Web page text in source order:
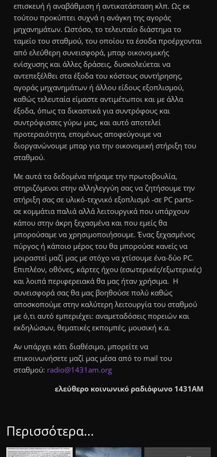
επισκευή ή αναβάθμιση ή αντικατάσταση κλπ. Ως εκ
τούτου προκύπτει συχνά η ανάγκη της αγοράς
μηχανημάτων. Ωστόσο, το τελευταίο διάστημα το
ταμείο του σταθμού, του οποίου τα έσοδα προέρχονται
από ελεύθερη συνεισφορά, μπαρ οικονομικής
ενίσχυσης και άλλες δράσεις, δυσκολεύεται να
αντεπεξέλθει στα έξοδα του κόστους συντήρησης,
αγοράς μηχανημάτων ή άλλου είδους εξοπλισμού,
καθώς τελευταία είμαστε αντιμέτωποι και με άλλα
έξοδα, όπως τα δικαστικά για συντρόφους και
συντρόφισσες γύρω μας, και αυτό αποτελεί
προτεραιότητα, επομένως αποφεύγουμε να
διοργανώνουμε μπαρ για την οικονομική στήριξη του
σταθμού.
Με αυτά τα δεδομένα πήραμε την πρωτοβουλία,
στηριζόμενοι στην αλληλεγγύη σας να ζητήσουμε την
στήριξη σας σε υλικό-τεχνικό εξοπλισμό -σε PC parts-
σε κομμάτια παλιά αλλά λειτουργικά που υπάρχουν
κάπου στην άκρη ξεχασμένα και που εμείς θα
μπορούσαμε να χρησιμοποιήσουμε. Ένας ξεχασμένος
πύργος ή κάποιο μέρος του θα μπορούσε κανείς να
μοιραστεί μαζί μας με στόχο να χτίσουμε ένα-δύο PC.
Επιπλέον, οθόνες, κάρτες ήχου (εσωτερικές/εξωτερικές)
και λοιπά περιφερειακά θα μας ήταν χρήσιμα. Η
συνεισφορά σας θα μας βοηθούσε πολύ καθώς
αποσκοπούμε στην καλύτερη λειτουργία του σταθμού
με ό,τι αυτό εμπεριέχει: αναμεταδόσεις πορειών και
εκδηλώσων, θεματικές εκπομπές, μουσική κ.α.
Αν υπάρχει κάτι διαθέσιμο, μπορείτε να
επικοινωνήσετε μαζί μας μέσα από το mail του
σταθμού: radio@1431am.org
ελεύθερο κοινωνικό ραδιόφωνο 1431AM
Περισσότερα...